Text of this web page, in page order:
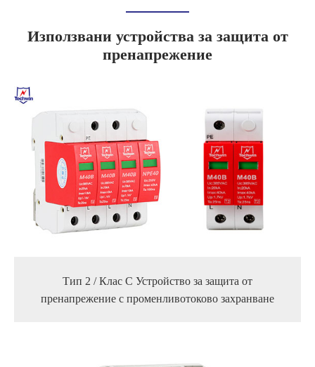
Използвани устройства за защита от
пренапрежение
Тип 2 / Клас С Устройство за защита от
пренапрежение с променливотоково захранване